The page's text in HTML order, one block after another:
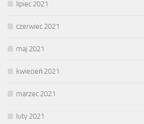
lipiec 2021
czerwiec 2021
maj 2021
kwiecień 2021
marzec 2021
luty 2021